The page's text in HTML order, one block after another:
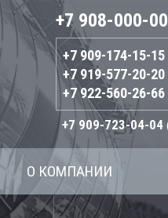
+7 908-000-
+7 909-174-15-15
+7 919-577-20-20
+7 922-560-26-66
+7 909-723-04-04
О КОМПАНИИ